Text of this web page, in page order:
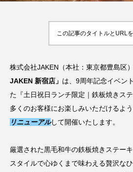
この記事のタイトルとURL
株式会社JAKEN（本社：東京都豊島区
JAKEN 新宿店」 は、9周年記念イベン
た『土日祝日ランチ限定｜鉄板焼きス
多くのお客様にお楽しみいただけるよう
リニューアルして開催いたします。
厳選された黒毛和牛の鉄板焼きステー
スタイルで心ゆくまで味わえる贅沢な